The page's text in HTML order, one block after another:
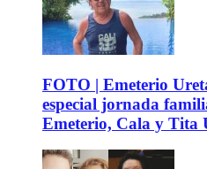
FOTO | Emeterio
especial jornada
Emeterio, Cala y Tita